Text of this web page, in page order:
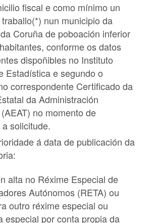
fiscal e como mínimo un
nun municipio da
Coruña de poboación inferior
conforme os datos
dispoñibles no Instituto
Estadística e segundo o
correspondente Certificado da
da Administración
no momento de
solicitude.
á data de publicación da
alta no Réxime Especial de
Autónomos (RETA) ou
outro réxime especial ou
especial por conta propia da